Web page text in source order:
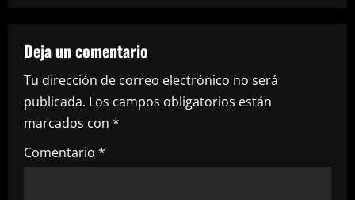
v
i
g
a
Deja un comentario
Tu dirección de correo electrónico no será
publicada. Los campos obligatorios están
marcados con *
Comentario *